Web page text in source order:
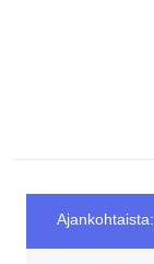
Ajankohtaista: